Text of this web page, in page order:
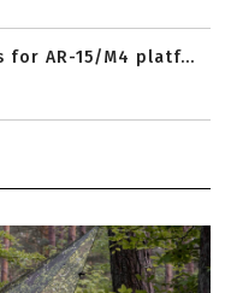
for AR-15/M4 platf...